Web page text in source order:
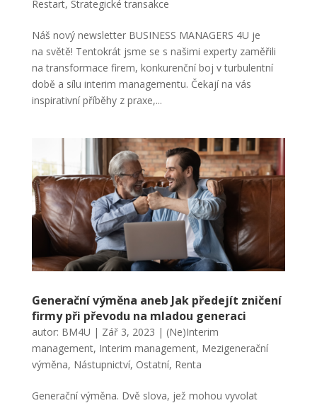
Restart, Strategické transakce
Náš nový newsletter BUSINESS MANAGERS 4U je
na světě! Tentokrát jsme se s našimi experty zaměřili
na transformace firem, konkurenční boj v turbulentní
době a sílu interim managementu. Čekají na vás
inspirativní příběhy z praxe,...
Generační výměna aneb Jak předejít zničení
firmy při převodu na mladou generaci
autor: BM4U | Zář 3, 2023 | (Ne)Interim
management, Interim management, Mezigenerační
výměna, Nástupnictví, Ostatní, Renta
Generační výměna. Dvě slova, jež mohou vyvolat